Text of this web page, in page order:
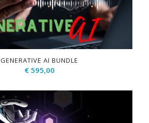
GENERATIVE AI BUNDLE
€595,00